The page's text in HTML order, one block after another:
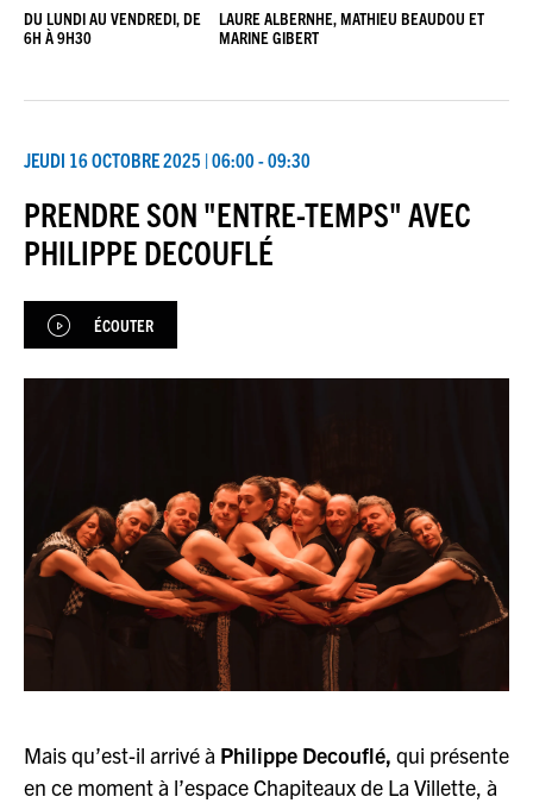
QUEL ÉTAIT CE TITRE ?
JEU DU JOUR
JAZZENDA
DU LUNDI AU VENDREDI, DE
6H À 9H30
LAURE ALBERNHE, MATHIEU BEAUDOU ET
MARINE GIBERT
JEUDI 16 OCTOBRE 2025 | 06:00 - 09:30
PRENDRE SON "ENTRE-TEMPS" AVEC
PHILIPPE DECOUFLÉ
ÉCOUTER
Mais qu’est-il arrivé à Philippe Decouflé, qui présente
en ce moment à l’espace Chapiteaux de La Villette, à